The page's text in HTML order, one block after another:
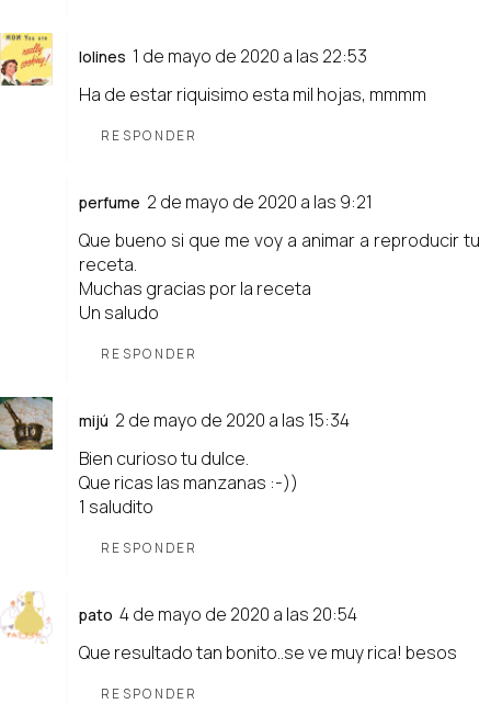
lolines 1 de mayo de 2020 a las 22:53
Ha de estar riquisimo esta mil hojas, mmmm
RESPONDER
perfume 2 de mayo de 2020 a las 9:21
Que bueno si que me voy a animar a reproducir tu
receta.
Muchas gracias por la receta
Un saludo
RESPONDER
mijú 2 de mayo de 2020 a las 15:34
Bien curioso tu dulce.
Que ricas las manzanas :-))
1 saludito
RESPONDER
pato 4 de mayo de 2020 a las 20:54
Que resultado tan bonito..se ve muy rica! besos
RESPONDER